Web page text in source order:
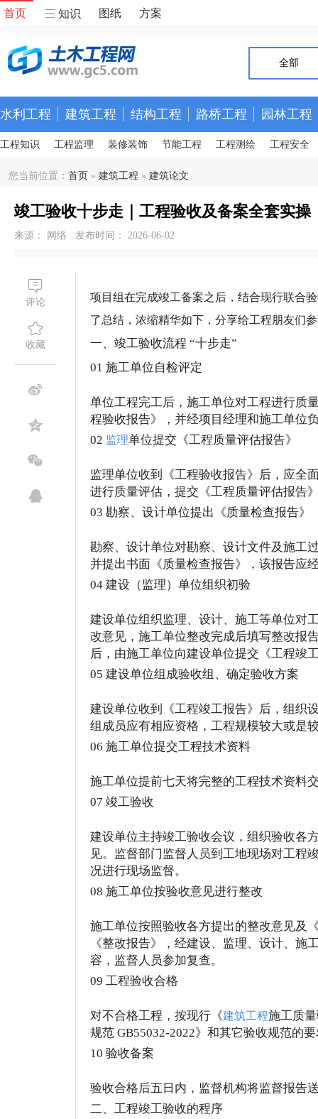
首页 知识 图纸 方案
全部
水利工程 建筑工程 结构工程 路桥工程 园林工程
工程知识 工程监理 装修装饰 节能工程 工程测绘 工程安全
您当前位置： 首页 » 建筑工程 » 建筑论文
竣工验收十步走｜工程验收及备案全套实操
来源： 网络 发布时间： 2026-06-02
评论
收藏
项目组在完成竣工备案之后，结合现行联合
了总结，浓缩精华如下，分享给工程朋友们
一、竣工验收流程 “十步走”
01 施工单位自检评定
单位工程完工后，施工单位对工程进行质
程验收报告》，并经项目经理和施工单位
02 监理单位提交《工程质量评估报告》
监理单位收到《工程验收报告》后，应全
进行质量评估，提交《工程质量评估报告
03 勘察、设计单位提出《质量检查报告》
勘察、设计单位对勘察、设计文件及施工
并提出书面《质量检查报告》，该报告应
04 建设（监理）单位组织初验
建设单位组织监理、设计、施工等单位对
改意见，施工单位整改完成后填写整改报
后，由施工单位向建设单位提交《工程竣
05 建设单位组成验收组、确定验收方案
建设单位收到《工程竣工报告》后，组织
组成员应有相应资格，工程规模较大或是
06 施工单位提交工程技术资料
施工单位提前七天将完整的工程技术资料
07 竣工验收
建设单位主持竣工验收会议，组织验收各
见。监督部门监督人员到工地现场对工程
况进行现场监督。
08 施工单位按验收意见进行整改
施工单位按照验收各方提出的整改意见及
《整改报告》，经建设、监理、设计、
容，监督人员参加复查。
09 工程验收合格
对不合格工程，按现行《建筑工程施工质
规范 GB55032-2022》和其它验收规范的
10 验收备案
验收合格后五日内，监督机构将监督报告
二、工程竣工验收的程序